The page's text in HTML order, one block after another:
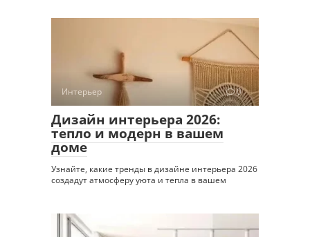
Интерьер 0
Дизайн интерьера 2026:
тепло и модерн в вашем
доме
Узнайте, какие тренды в дизайне интерьера 2026
создадут атмосферу уюта и тепла в вашем